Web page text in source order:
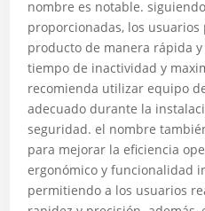
nombre es notable.
proporcionadas, los
producto de manera rápida
tiempo de inactividad y
recomienda utilizar equipo
adecuado durante la
seguridad. el nombre
para mejorar la eficiencia
ergonómico y funcionalidad
permitiendo a los usuarios